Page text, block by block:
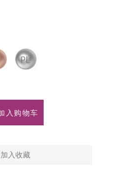
铂
金
入购物车
加入收藏